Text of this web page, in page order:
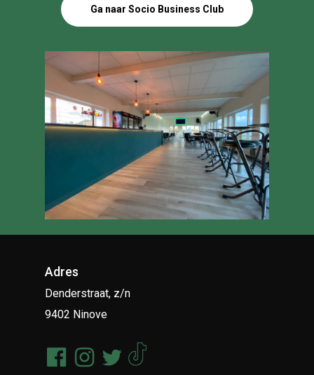
Ga naar Socio Business Club
Adres
Denderstraat, z/n
9402 Ninove